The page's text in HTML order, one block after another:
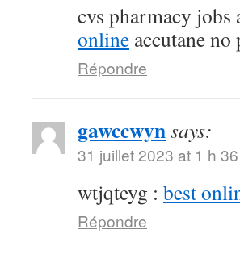
cvs pharmacy jobs
online accutane
Répondre
gawccwynsays:
31 juillet 2023 at 1 h
wtjqteyg : best
Répondre